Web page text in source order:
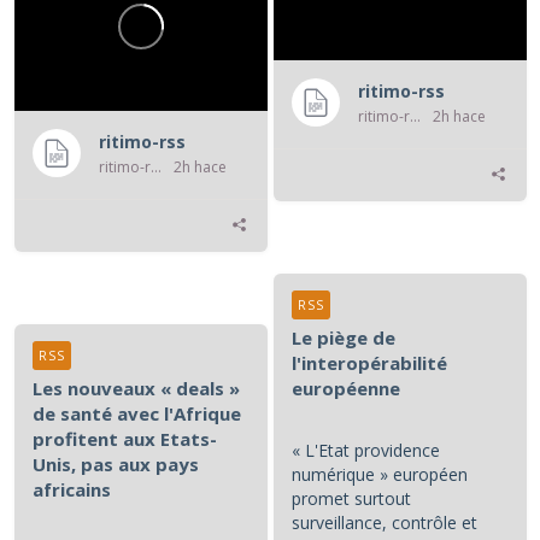
ritimo-rss
ritimo-rss 2h hace
ritimo-rss
ritimo-rss 2h hace
Le piège de
l'interopérabilité
européenne
« L'Etat providence
numérique » européen
promet surtout
surveillance, contrôle et
RSS
Les nouveaux « deals »
de santé avec l'Afrique
profitent aux Etats-
Unis, pas aux pays
africains
RSS